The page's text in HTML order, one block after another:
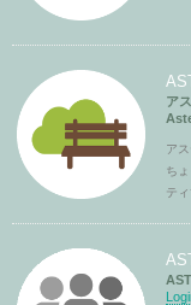
ア
ア
ち
ティ